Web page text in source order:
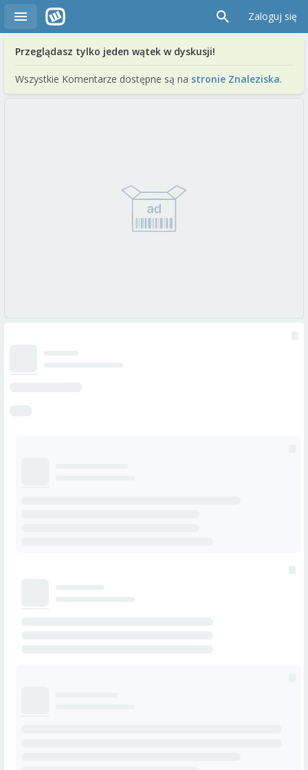
Zaloguj się
Przeglądasz tylko jeden wątek w dyskusji!
Wszystkie Komentarze dostępne są na stronie Znaleziska.